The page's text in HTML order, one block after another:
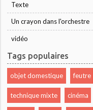
Texte
Un crayon dans l'orchestre
vidéo
Tags populaires
objet domestique feutre
technique mixte cinéma